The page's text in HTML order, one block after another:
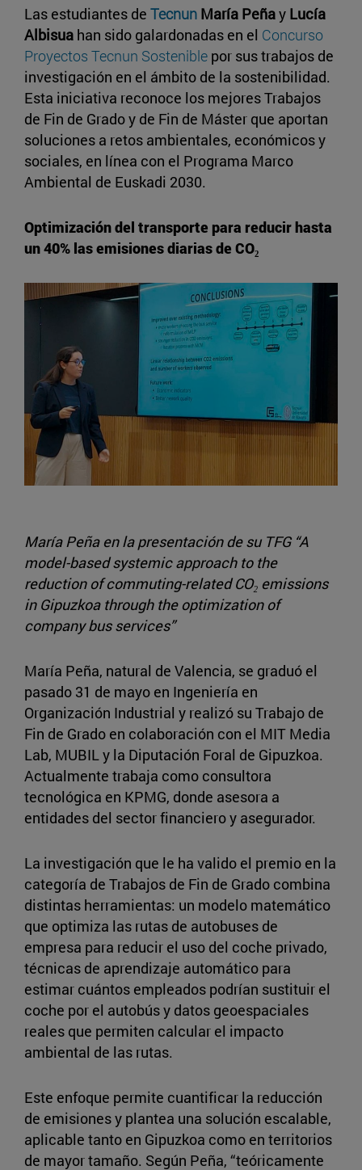
Las estudiantes de Tecnun María Peñay Lucía
Albisua han sido galardonadas en el Concurso
Proyectos Tecnun Sostenible por sus trabajos de
investigación en el ámbito de la sostenibilidad.
Esta iniciativa reconoce los mejores Trabajos
de Fin de Grado y de Fin de Máster que aportan
soluciones a retos ambientales, económicos y
sociales, en línea con el Programa Marco
Ambiental de Euskadi 2030.
Optimización del transporte para reducir hasta
un 40% las emisiones diarias de CO₂
María Peña en la presentación de su TFG “A
model-based systemic approach to the
reduction of commuting-related CO₂ emissions
in Gipuzkoa through the optimization of
company bus services”
María Peña, natural de Valencia, se graduó el
pasado 31 de mayo en Ingeniería en
Organización Industrial y realizó su Trabajo de
Fin de Grado en colaboración con el MIT Media
Lab, MUBIL y la Diputación Foral de Gipuzkoa.
Actualmente trabaja como consultora
tecnológica en KPMG, donde asesora a
entidades del sector financiero y asegurador.
La investigación que le ha valido el premio en la
categoría de Trabajos de Fin de Grado combina
distintas herramientas: un modelo matemático
que optimiza las rutas de autobuses de
empresa para reducir el uso del coche privado,
técnicas de aprendizaje automático para
estimar cuántos empleados podrían sustituir el
coche por el autobús y datos geoespaciales
reales que permiten calcular el impacto
ambiental de las rutas.
Este enfoque permite cuantificar la reducción
de emisiones y plantea una solución escalable,
aplicable tanto en Gipuzkoa como en territorios
de mayor tamaño. Según Peña, “teóricamente